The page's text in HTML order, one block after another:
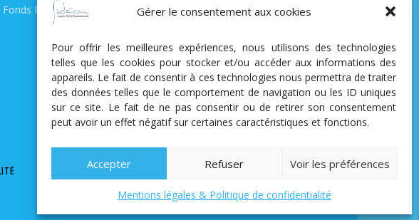
Gérer le consentement aux cookies
Pour offrir les meilleures expériences, nous utilisons des technologies
telles que les cookies pour stocker et/ou accéder aux informations des
appareils. Le fait de consentir à ces technologies nous permettra de traiter
des données telles que le comportement de navigation ou les ID uniques
sur ce site. Le fait de ne pas consentir ou de retirer son consentement
peut avoir un effet négatif sur certaines caractéristiques et fonctions.
Accepter Refuser Voir les préférences
Mentions légales & Politique de confidentialité
Fonds Myriam